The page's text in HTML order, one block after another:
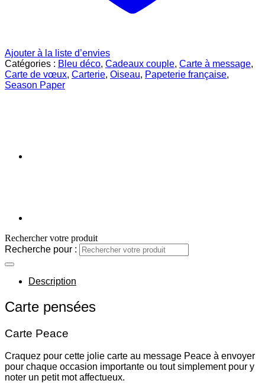
Ajouter à la liste d’envies
Catégories : Bleu déco, Cadeaux couple, Carte à message,
Carte de vœux, Carterie, Oiseau, Papeterie française,
Season Paper
Rechercher votre produit
Recherche pour :
Description
Carte pensées
Carte Peace
Craquez pour cette jolie carte au message Peace à envoyer
pour chaque occasion importante ou tout simplement pour y
noter un petit mot affectueux.